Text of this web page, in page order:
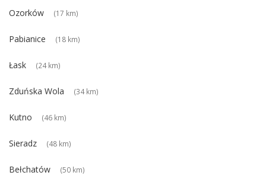
Ozorków (17 km)
Pabianice (18 km)
Łask (24 km)
Zduńska Wola (34 km)
Kutno (46 km)
Sieradz (48 km)
Bełchatów (50 km)